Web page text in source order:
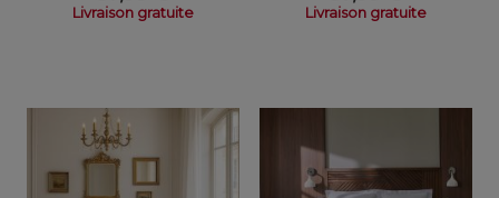
Livraison gratuite Livraison gratuite